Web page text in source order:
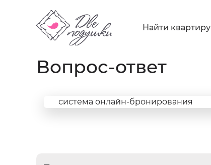
Main
Найти квартиру
Вопрос-ответ
система онлайн-бронирования